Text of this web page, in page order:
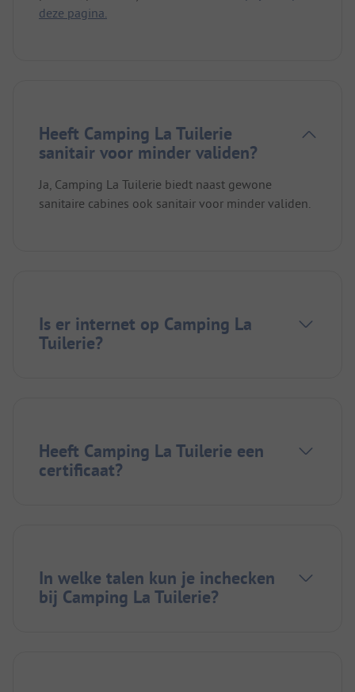
deze pagina.
Heeft Camping La Tuilerie
sanitair voor minder validen?
Ja, Camping La Tuilerie biedt naast gewone
sanitaire cabines ook sanitair voor minder validen.
Is er internet op Camping La
Tuilerie?
Heeft Camping La Tuilerie een
certificaat?
In welke talen kun je inchecken
bij Camping La Tuilerie?